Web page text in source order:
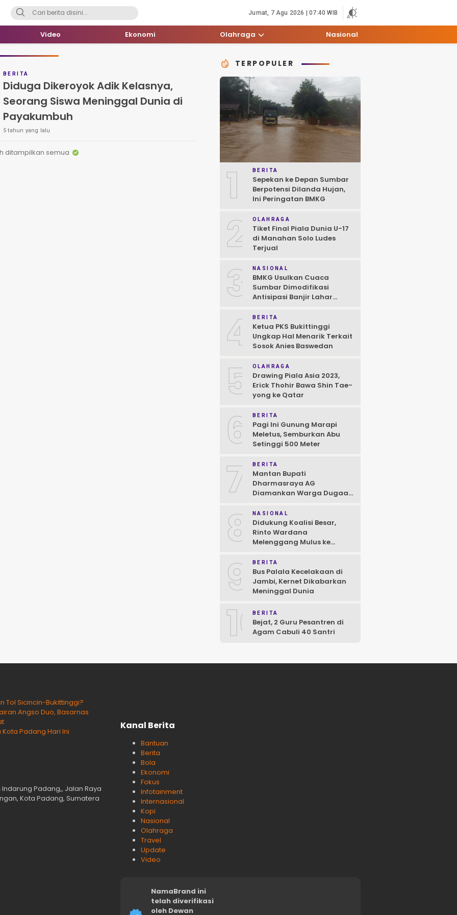
Jumat, 7 Agu 2026 | 07:40 WIB
Video Ekonomi Olahraga Nasional
BERITA
Diduga Dikeroyok Adik Kelasnya,
Seorang Siswa Meninggal Dunia di
Payakumbuh
5 tahun yang lalu
ditampilkan semua
TERPOPULER
1 BERITA
Sepekan ke Depan Sumbar
Berpotensi Dilanda Hujan,
Ini Peringatan BMKG
2 OLAHRAGA
Tiket Final Piala Dunia U-17
di Manahan Solo Ludes
Terjual
3 NASIONAL
BMKG Usulkan Cuaca
Sumbar Dimodifikasi
Antisipasi Banjir Lahar
4 BERITA
Ketua PKS Bukittinggi
Ungkap Hal Menarik Terkait
Sosok Anies Baswedan
5 OLAHRAGA
Drawing Piala Asia 2023,
Erick Thohir Bawa Shin Tae-
yong ke Qatar
6 BERITA
Pagi Ini Gunung Marapi
Meletus, Semburkan Abu
Setinggi 500 Meter
7 BERITA
Mantan Bupati
Dharmasraya AG
Diamankan Warga Dugaan
8 NASIONAL
Didukung Koalisi Besar,
Rinto Wardana
Melenggang Mulus ke
Mentawai
9 BERITA
Bus Palala Kecelakaan di
Jambi, Kernet Dikabarkan
Meninggal Dunia
10BERITA
Bejat, 2 Guru Pesantren di
Agam Cabuli 40 Santri
Tol Sicincin-Bukittinggi?
Angso Duo, Basarnas
Padang Hari Ini
Indarung Padang,, Jalan Raya
Kota Padang, Sumatera
Kanal Berita
Bantuan
Berita
Bola
Ekonomi
Fokus
Infotainment
Internasional
Kopi
Nasional
Olahraga
Travel
Update
Video
NamaBrand ini
telah diverifikasi
oleh Dewan